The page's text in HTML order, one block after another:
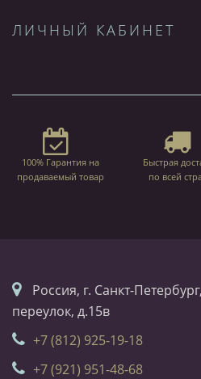
ЛИЧНЫЙ КАБИНЕТ
100% Гарантия на
продаваемый товар
Быстрая
по всей
Россия, г. Санкт-
переулок, д.15в
+7 (812) 925-19-18
+7 (921) 951-48-68